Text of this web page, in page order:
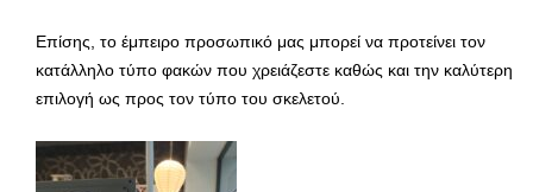
Επίσης, το έμπειρο προσωπικό μας μπορεί να προτείνει τον
κατάλληλο τύπο φακών που χρειάζεστε καθώς και την καλύτερη
επιλογή ως προς τον τύπο του σκελετού.